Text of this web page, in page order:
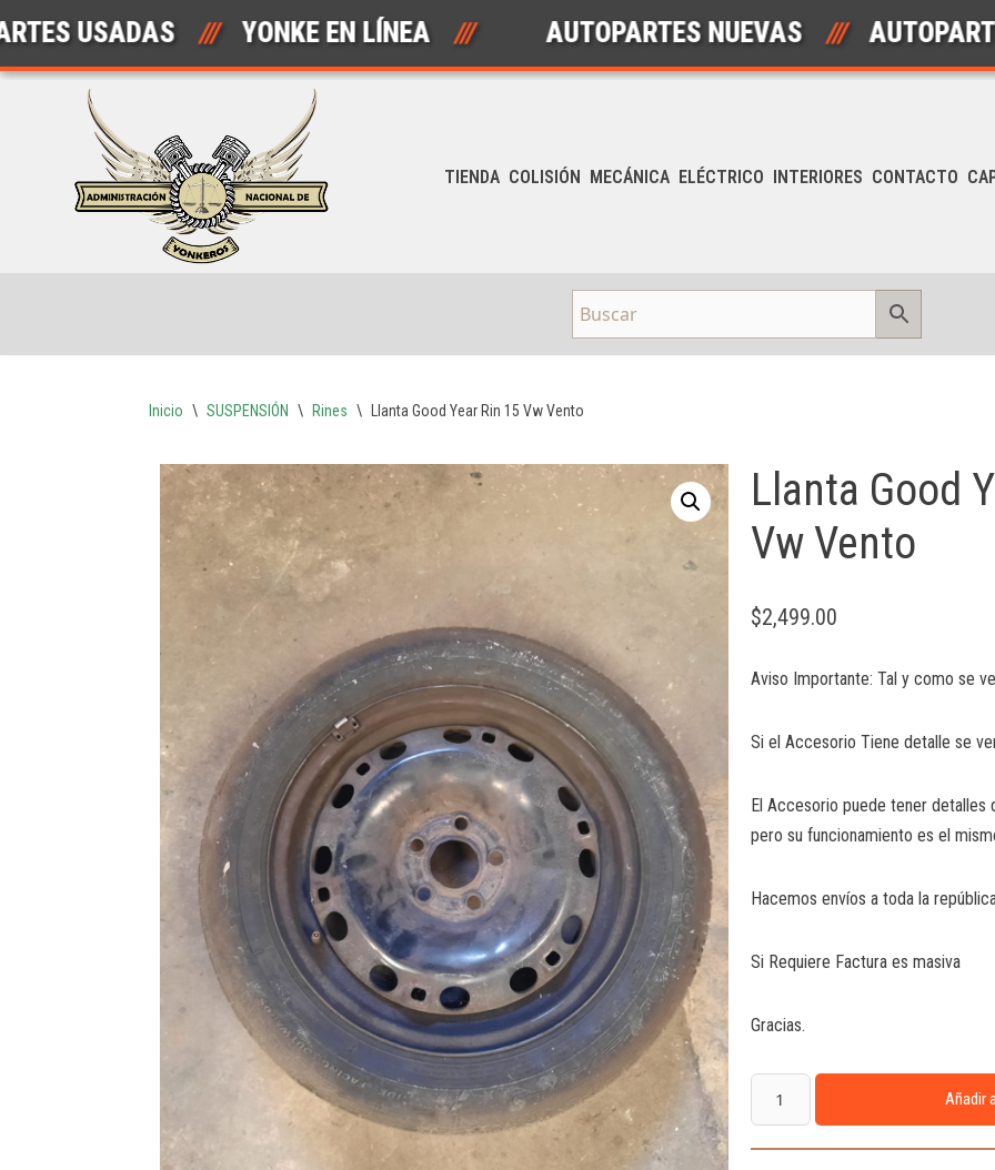
Saltar
/// YONKE EN LÍNEA /// AUTOPARTES NUEVAS /// AUTOPARTES
TIENDA COLISIÓN MECÁNICA ELÉCTRICO INTERIORES CONTACTO
Inicio \ SUSPENSIÓN \ Rines \ Llanta Good Year Rin 15 Vw Vento
Llanta Good
Vw Vento
$2,499.00
Aviso Importante: Tal y como se
Si el Accesorio Tiene detalle se
El Accesorio puede tener detalles
pero su funcionamiento es el
Hacemos envíos a toda la
Si Requiere Factura es masiva
Gracias.
Añadir